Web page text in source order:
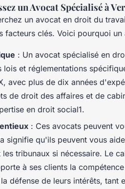
un Avocat Spécialisé à
un avocat en droit du
facteurs clés. Voici pourquoi
: Un avocat spécialisé en
et réglementations
avec plus de dix années
de droit des affaires et de
en droit social1.
: Ces avocats peuvent
signifie qu'ils peuvent vous
tribunaux si nécessaire. Le
à ses clients la
défense de leurs intérêts, tant